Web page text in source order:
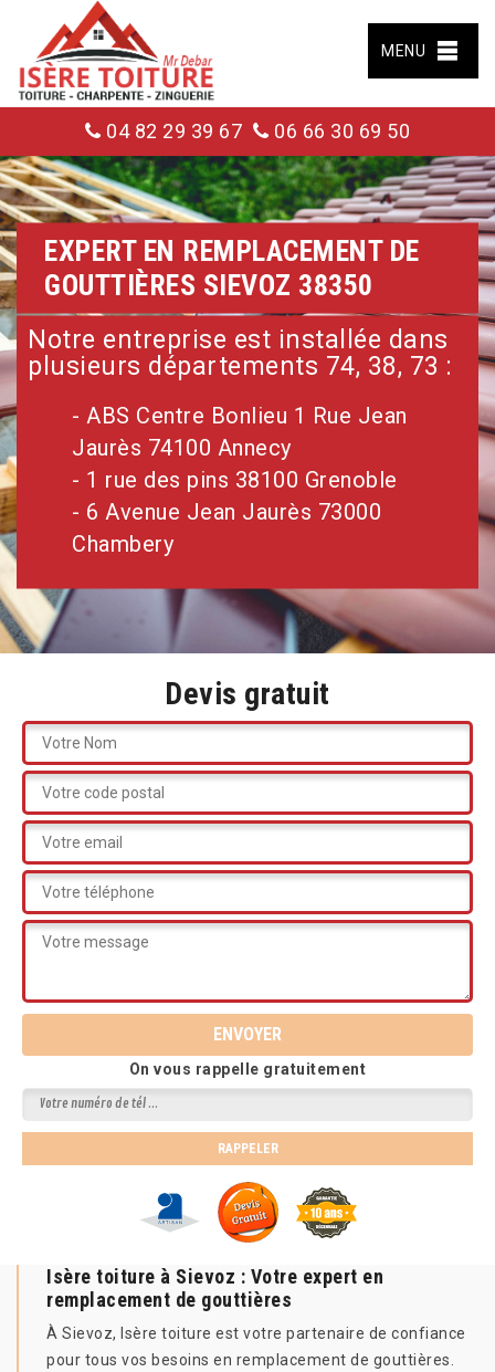
MENU
04 82 29 39 67 06 66 30 69 50
EXPERT EN REMPLACEMENT DE
GOUTTIÈRES SIEVOZ 38350
Notre entreprise est installée dans
plusieurs départements 74, 38, 73 :
- ABS Centre Bonlieu 1 Rue Jean
Jaurès 74100 Annecy
- 1 rue des pins 38100 Grenoble
- 6 Avenue Jean Jaurès 73000
Chambery
Devis gratuit
On vous rappelle gratuitement
Isère toiture à Sievoz : Votre expert en
remplacement de gouttières
À Sievoz, Isère toiture est votre partenaire de confiance
pour tous vos besoins en remplacement de gouttières.